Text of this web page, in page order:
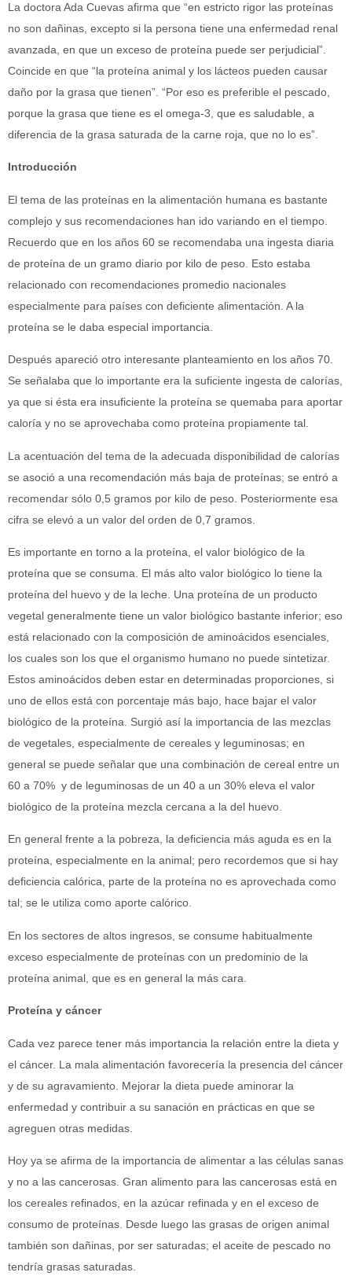
La doctora Ada Cuevas afirma que “en estricto rigor las proteínas
no son dañinas, excepto si la persona tiene una enfermedad renal
avanzada, en que un exceso de proteína puede ser perjudicial”.
Coincide en que “la proteína animal y los lácteos pueden causar
daño por la grasa que tienen”. “Por eso es preferible el pescado,
porque la grasa que tiene es el omega-3, que es saludable, a
diferencia de la grasa saturada de la carne roja, que no lo es”.
Introducción
El tema de las proteínas en la alimentación humana es bastante
complejo y sus recomendaciones han ido variando en el tiempo.
Recuerdo que en los años 60 se recomendaba una ingesta diaria
de proteína de un gramo diario por kilo de peso. Esto estaba
relacionado con recomendaciones promedio nacionales
especialmente para países con deficiente alimentación. A la
proteína se le daba especial importancia.
Después apareció otro interesante planteamiento en los años 70.
Se señalaba que lo importante era la suficiente ingesta de calorías,
ya que si ésta era insuficiente la proteína se quemaba para aportar
caloría y no se aprovechaba como proteína propiamente tal.
La acentuación del tema de la adecuada disponibilidad de calorías
se asoció a una recomendación más baja de proteínas; se entró a
recomendar sólo 0,5 gramos por kilo de peso. Posteriormente esa
cifra se elevó a un valor del orden de 0,7 gramos.
Es importante en torno a la proteína, el valor biológico de la
proteína que se consuma. El más alto valor biológico lo tiene la
proteína del huevo y de la leche. Una proteína de un producto
vegetal generalmente tiene un valor biológico bastante inferior; eso
está relacionado con la composición de aminoácidos esenciales,
los cuales son los que el organismo humano no puede sintetizar.
Estos aminoácidos deben estar en determinadas proporciones, si
uno de ellos está con porcentaje más bajo, hace bajar el valor
biológico de la proteína. Surgió así la importancia de las mezclas
de vegetales, especialmente de cereales y leguminosas; en
general se puede señalar que una combinación de cereal entre un
60 a 70% y de leguminosas de un 40 a un 30% eleva el valor
biológico de la proteína mezcla cercana a la del huevo.
En general frente a la pobreza, la deficiencia más aguda es en la
proteína, especialmente en la animal; pero recordemos que si hay
deficiencia calórica, parte de la proteína no es aprovechada como
tal; se le utiliza como aporte calórico.
En los sectores de altos ingresos, se consume habitualmente
exceso especialmente de proteínas con un predominio de la
proteína animal, que es en general la más cara.
Proteína y cáncer
Cada vez parece tener más importancia la relación entre la dieta y
el cáncer. La mala alimentación favorecería la presencia del cáncer
y de su agravamiento. Mejorar la dieta puede aminorar la
enfermedad y contribuir a su sanación en prácticas en que se
agreguen otras medidas.
Hoy ya se afirma de la importancia de alimentar a las células sanas
y no a las cancerosas. Gran alimento para las cancerosas está en
los cereales refinados, en la azúcar refinada y en el exceso de
consumo de proteínas. Desde luego las grasas de origen animal
también son dañinas, por ser saturadas; el aceite de pescado no
tendría grasas saturadas.